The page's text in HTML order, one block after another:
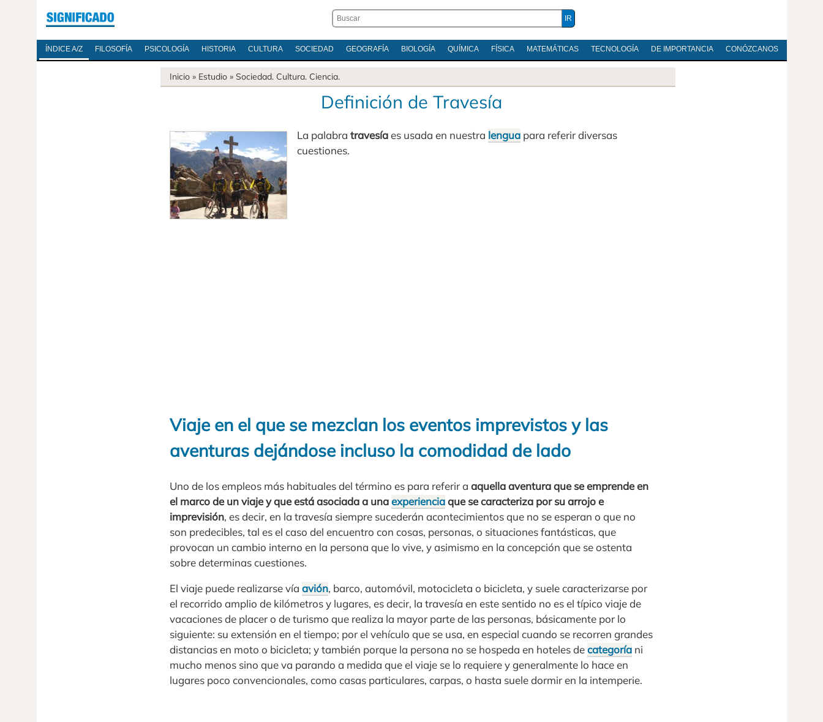
ÍNDICE A/Z FILOSOFÍA PSICOLOGÍA HISTORIA CULTURA SOCIEDAD GEOGRAFÍA BIOLOGÍA QUÍMICA FÍSICA MATEMÁTICAS TECNOLOGÍA DE IMPORTANCIA CONÓZCANOS
Inicio » Estudio » Sociedad. Cultura. Ciencia.
Definición de Travesía
La palabra travesíaes usada en nuestra lengua para referir diversas
cuestiones.
Viaje en el que se mezclan los eventos imprevistos y las
aventuras dejándose incluso la comodidad de lado
Uno de los empleos más habituales del término es para referir a aquella aventura que se emprende en
el marco de un viaje y que está asociada a unaexperienciaque se caracteriza por su arrojo e
imprevisión, es decir, en la travesía siempre sucederán acontecimientos que no se esperan o que no
son predecibles, tal es el caso del encuentro con cosas, personas, o situaciones fantásticas, que
provocan un cambio interno en la persona que lo vive, y asimismo en la concepción que se ostenta
sobre determinas cuestiones.
El viaje puede realizarse vía avión, barco, automóvil, motocicleta o bicicleta, y suele caracterizarse por
el recorrido amplio de kilómetros y lugares, es decir, la travesía en este sentido no es el típico viaje de
vacaciones de placer o de turismo que realiza la mayor parte de las personas, básicamente por lo
siguiente: su extensión en el tiempo; por el vehículo que se usa, en especial cuando se recorren grandes
distancias en moto o bicicleta; y también porque la persona no se hospeda en hoteles decategoría ni
mucho menos sino que va parando a medida que el viaje se lo requiere y generalmente lo hace en
lugares poco convencionales, como casas particulares, carpas, o hasta suele dormir en la intemperie.